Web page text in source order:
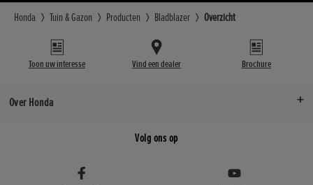
Honda Tuin & Gazon Producten Bladblazer Overzicht
Toon uw interesse Vind een dealer Brochure
Over Honda
Volg ons op